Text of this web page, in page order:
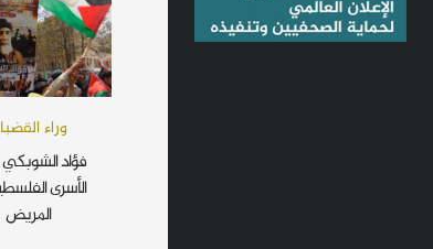
وراء
فؤاد
الأسرى
المريض